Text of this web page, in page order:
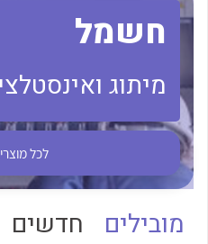
לכל מוצרי היצרן
חשמל
מיתוג
לכל מוצרי
מובילים חדשים